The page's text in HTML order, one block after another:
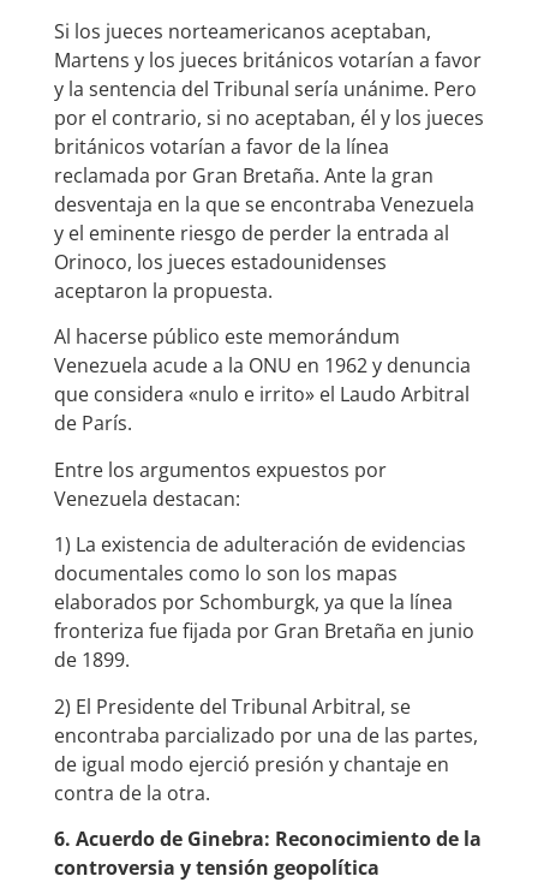
Si los jueces norteamericanos aceptaban,
Martens y los jueces británicos votarían a favor
y la sentencia del Tribunal sería unánime. Pero
por el contrario, si no aceptaban, él y los jueces
británicos votarían a favor de la línea
reclamada por Gran Bretaña. Ante la gran
desventaja en la que se encontraba Venezuela
y el eminente riesgo de perder la entrada al
Orinoco, los jueces estadounidenses
aceptaron la propuesta.
Al hacerse público este memorándum
Venezuela acude a la ONU en 1962 y denuncia
que considera «nulo e irrito» el Laudo Arbitral
de París.
Entre los argumentos expuestos por
Venezuela destacan:
1) La existencia de adulteración de evidencias
documentales como lo son los mapas
elaborados por Schomburgk, ya que la línea
fronteriza fue fijada por Gran Bretaña en junio
de 1899.
2) El Presidente del Tribunal Arbitral, se
encontraba parcializado por una de las partes,
de igual modo ejerció presión y chantaje en
contra de la otra.
6. Acuerdo de Ginebra: Reconocimiento de la
controversia y tensión geopolítica